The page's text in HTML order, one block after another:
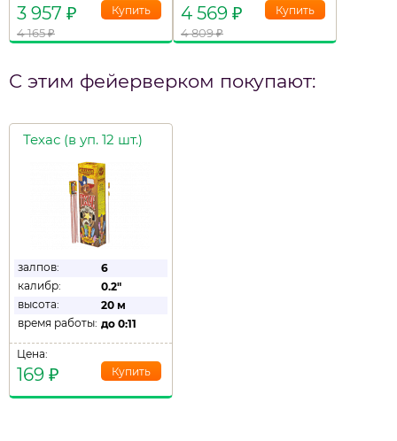
3 957 ₽
4 165₽
4 569 ₽
4 809₽
С этим фейерверком покупают:
Техас (в уп. 12 шт.)
залпов:
6
калибр:
0.2"
высота:
20 м
время работы: до 0:11
Цена:
169 ₽